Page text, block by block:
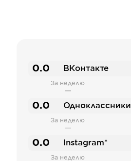
0.0 ВКонтакте
За неделю
—
0.0 Одноклассники
За неделю
—
0.0 Instagram*
За неделю